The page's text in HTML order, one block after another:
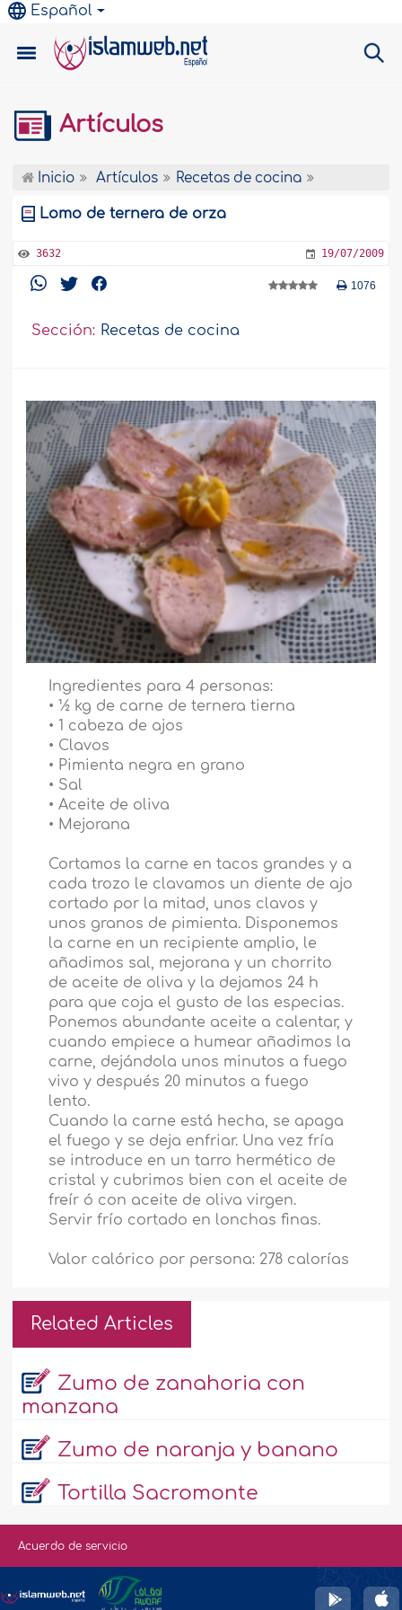
Español
Artículos
Inicio Artículos Recetas de cocina
Lomo de ternera de orza
3632 19/07/2009
1076
Sección: Recetas de cocina
Ingredientes para 4 personas:
• ½ kg de carne de ternera tierna
• 1 cabeza de ajos
• Clavos
• Pimienta negra en grano
• Sal
• Aceite de oliva
• Mejorana
Cortamos la carne en tacos grandes y a
cada trozo le clavamos un diente de ajo
cortado por la mitad, unos clavos y
unos granos de pimienta. Disponemos
la carne en un recipiente amplio, le
añadimos sal, mejorana y un chorrito
de aceite de oliva y la dejamos 24 h
para que coja el gusto de las especias.
Ponemos abundante aceite a calentar, y
cuando empiece a humear añadimos la
carne, dejándola unos minutos a fuego
vivo y después 20 minutos a fuego
lento.
Cuando la carne está hecha, se apaga
el fuego y se deja enfriar. Una vez fría
se introduce en un tarro hermético de
cristal y cubrimos bien con el aceite de
freír ó con aceite de oliva virgen.
Servir frío cortado en lonchas finas.
Valor calórico por persona: 278 calorías
Related Articles
Zumo de zanahoria con
manzana
Zumo de naranja y banano
Tortilla Sacromonte
Acuerdo de servicio